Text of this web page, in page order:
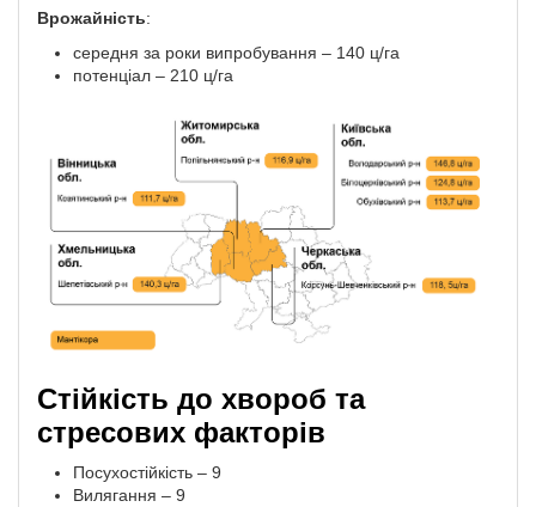
Врожайність:
середня за роки випробування – 140 ц/га
потенціал – 210 ц/га
Стійкість до хвороб та
стресових факторів
Посухостійкість – 9
Вилягання – 9